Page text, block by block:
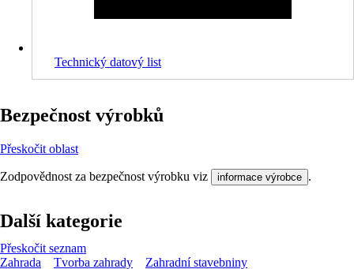
Technický datový list
Bezpečnost výrobků
Přeskočit oblast
Zodpovědnost za bezpečnost výrobku viz informace výrobce .
Další kategorie
Přeskočit seznam
Zahrada
Tvorba zahrady
Zahradní stavebniny